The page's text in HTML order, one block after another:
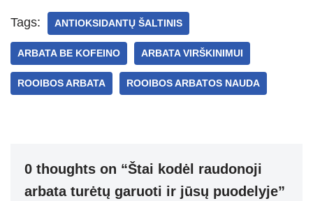
s
A
p
p
gr
a
m
e
n
g
er
e
b
o
o
e
Tags: ANTIOKSIDANTŲ ŠALTINIS
ARBATA BE KOFEINO ARBATA VIRŠKINIMUI
ROOIBOS ARBATA ROOIBOS ARBATOS NAUDA
0 thoughts on “Štai kodėl raudonoji
arbata turėtų garuoti ir jūsų puodelyje”